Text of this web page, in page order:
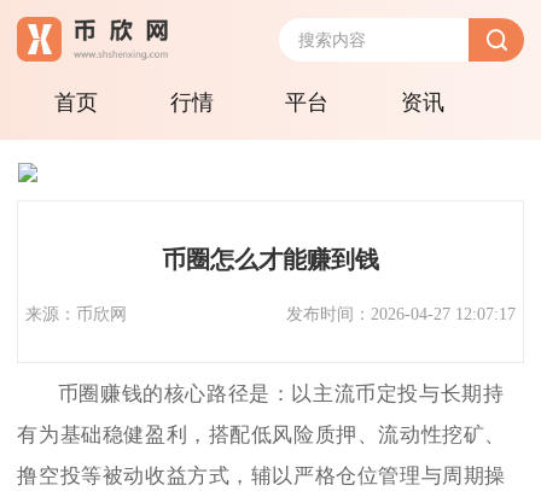
首页 行情 平台 资讯
币圈怎么才能赚到钱
来源：币欣网 发布时间：2026-04-27 12:07:17
币圈赚钱的核心路径是：以主流币定投与长期持
有为基础稳健盈利，搭配低风险质押、流动性挖矿、
撸空投等被动收益方式，辅以严格仓位管理与周期操